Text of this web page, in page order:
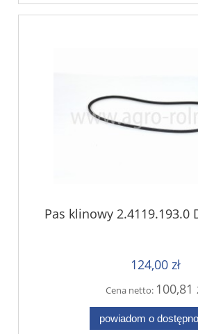
Pas klinowy 2.4119.193.0
124,00 zł
Cena netto: 100,81
powiadom o